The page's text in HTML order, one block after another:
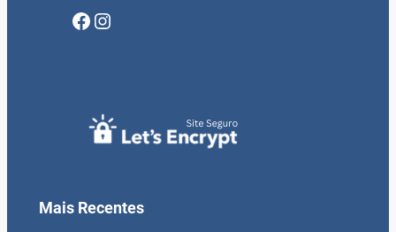
Facebook Instagram
Mais Recentes